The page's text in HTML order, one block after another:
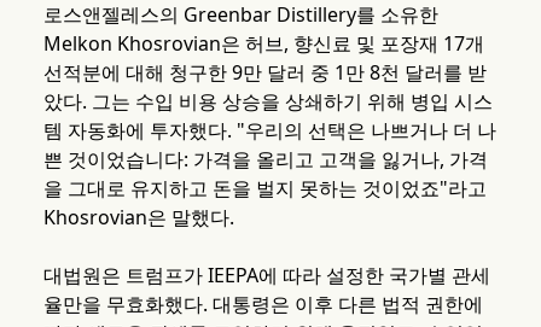
로스앤젤레스의 Greenbar Distillery를 소유한
Melkon Khosrovian은 허브, 향신료 및 포장재 17개
선적분에 대해 청구한 9만 달러 중 1만 8천 달러를 받
았다. 그는 수입 비용 상승을 상쇄하기 위해 병입 시스
템 자동화에 투자했다. "우리의 선택은 나쁘거나 더 나
쁜 것이었습니다: 가격을 올리고 고객을 잃거나, 가격
을 그대로 유지하고 돈을 벌지 못하는 것이었죠"라고
Khosrovian은 말했다.
대법원은 트럼프가 IEEPA에 따라 설정한 국가별 관세
율만을 무효화했다. 대통령은 이후 다른 법적 권한에